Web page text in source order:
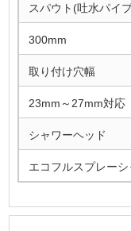
スパウト(吐水パイ
300mm
取り付け穴幅
23mm～27mm対応
シャワーヘッド
エコフルスプレーシ